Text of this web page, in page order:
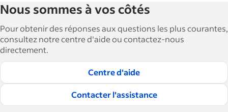
employeurs d'Indeed aide les entreprises à
agrandir et à gérer leurs effectifs. Avec plus de 15
000 articles en 6 langues, nous proposons des
conseils, des guides détaillés et des bonnes
pratiques visant à aider les entreprises à
embaucher et à fidéliser les talents.
Lire nos règles éditoriales
Nous sommes à vos côtés
Pour obtenir des réponses aux questions les plus courantes,
consultez notre centre d'aide ou contactez-nous
directement.
Centre d'aide
Contacter l'assistance